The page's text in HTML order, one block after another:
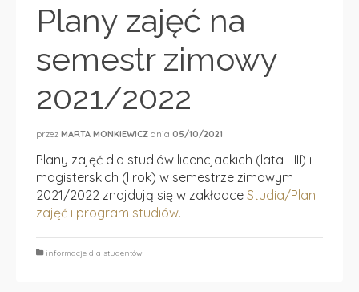
Plany zajęć na
semestr zimowy
2021/2022
przez MARTA MONKIEWICZ dnia 05/10/2021
Plany zajęć dla studiów licencjackich (lata I-III) i
magisterskich (I rok) w semestrze zimowym
2021/2022 znajdują się w zakładce Studia/Plan
zajęć i program studiów.
informacje dla studentów